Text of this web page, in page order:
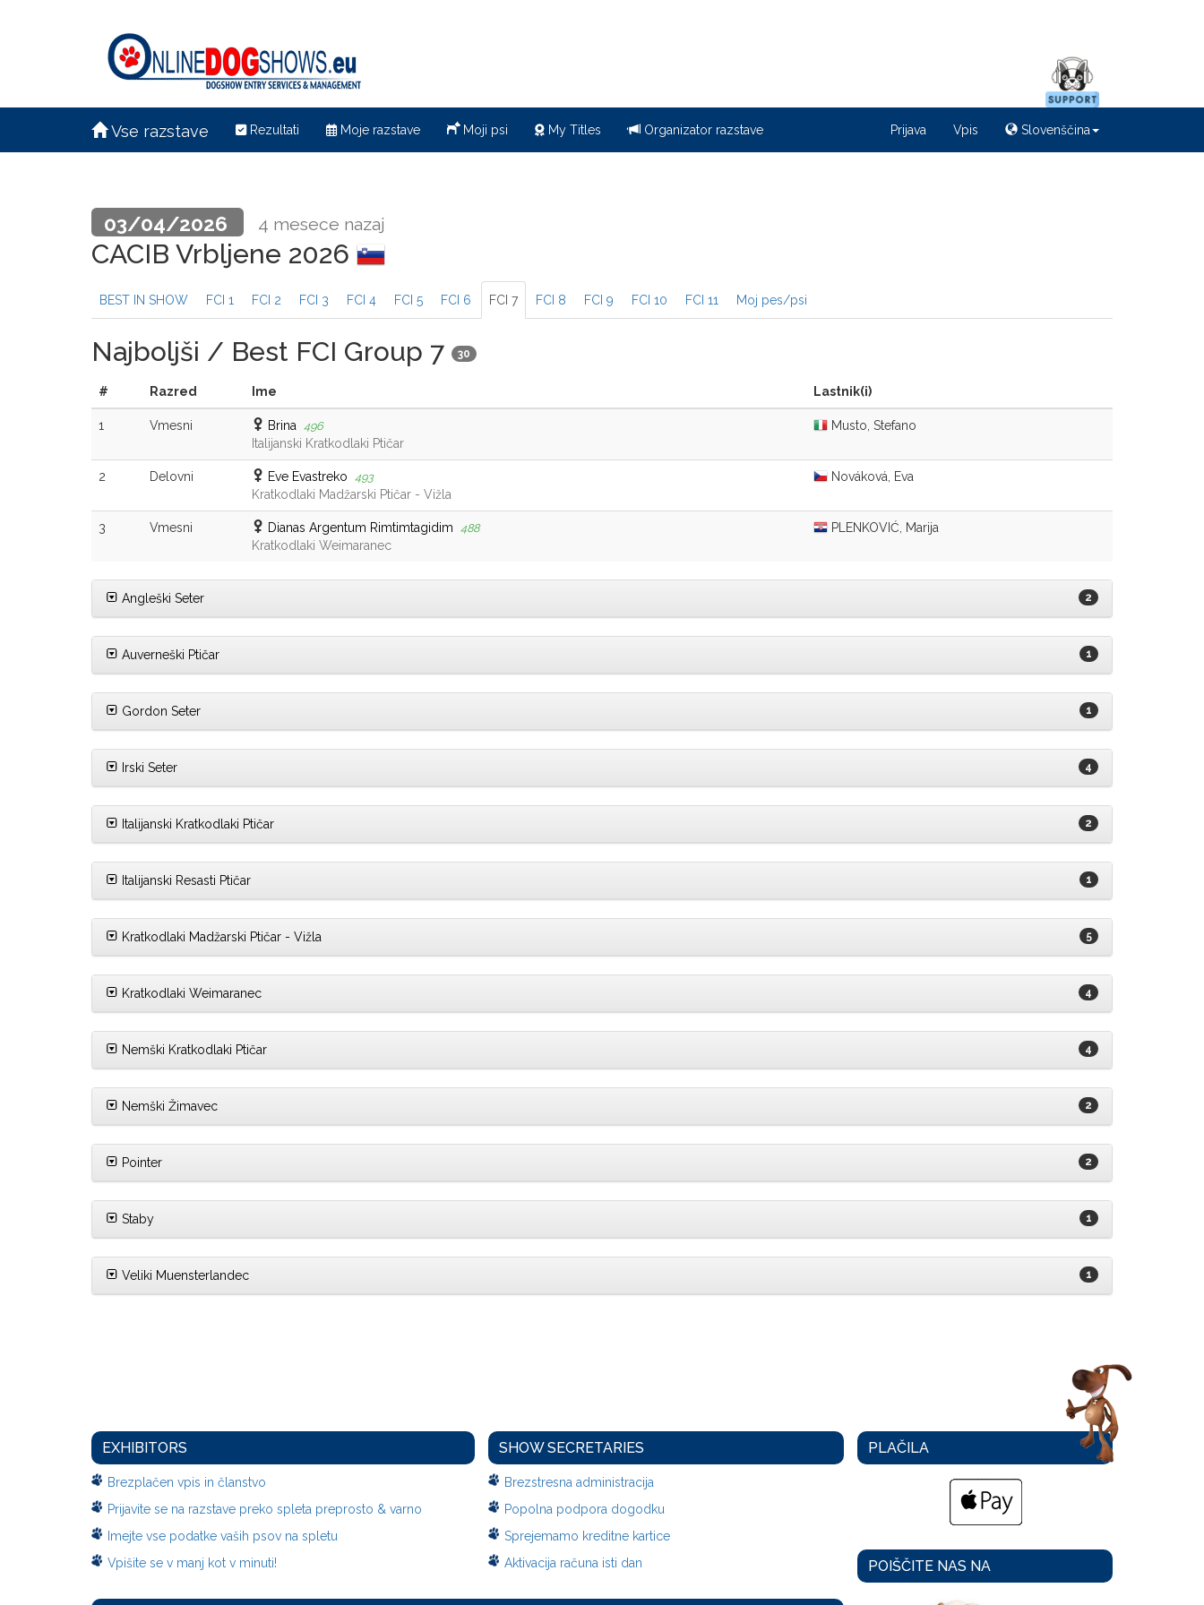
Vse razstave Rezultati Moje razstave Moji psi My Titles Organizator razstave Prijava Vpis Slovenščina
03/04/2026 4 mesece nazaj
CACIB Vrbljene 2026
BEST IN SHOW FCI 1 FCI 2 FCI 3 FCI 4 FCI 5 FCI 6 FCI 7 FCI 8 FCI 9 FCI 10 FCI 11 Moj pes/psi
Najboljši / Best FCI Group 7 30
# Razred Ime Lastnik(i)
1 Vmesni Brina 496
Italijanski Kratkodlaki Ptičar
Musto, Stefano
2 Delovni Eve Evastreko 493
Kratkodlaki Madžarski Ptičar - Vižla
Nováková, Eva
3 Vmesni Dianas Argentum Rimtimtagidim 488
Kratkodlaki Weimaranec
PLENKOVIĆ, Marija
Angleški Seter 2
Auverneški Ptičar 1
Gordon Seter 1
Irski Seter 4
Italijanski Kratkodlaki Ptičar 2
Italijanski Resasti Ptičar 1
Kratkodlaki Madžarski Ptičar - Vižla 5
Kratkodlaki Weimaranec 4
Nemški Kratkodlaki Ptičar 4
Nemški Žimavec 2
Pointer 2
Staby 1
Veliki Muensterlandec 1
EXHIBITORS
Brezplačen vpis in članstvo
Prijavite se na razstave preko spleta preprosto & varno
Imejte vse podatke vaših psov na spletu
Vpišite se v manj kot v minuti!
SHOW SECRETARIES
Brezstresna administracija
Popolna podpora dogodku
Sprejemamo kreditne kartice
Aktivacija računa isti dan
PLAČILA
POIŠČITE NAS NA